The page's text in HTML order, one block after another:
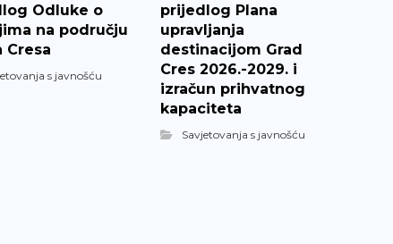
Odluke o
na području
Cresa
s javnošću
prijedlog Plana
upravljanja
destinacijom Grad
Cres 2026.-2029. i
izračun prihvatnog
kapaciteta
Savjetovanja s javnošću